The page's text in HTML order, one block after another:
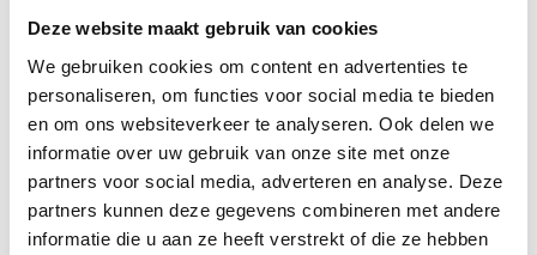
Deze website maakt gebruik van cookies
We gebruiken cookies om content en advertenties te
personaliseren, om functies voor social media te bieden
en om ons websiteverkeer te analyseren. Ook delen we
informatie over uw gebruik van onze site met onze
partners voor social media, adverteren en analyse. Deze
partners kunnen deze gegevens combineren met andere
informatie die u aan ze heeft verstrekt of die ze hebben
MAAK JE AANKOOP NOG BETER
SALE SALE